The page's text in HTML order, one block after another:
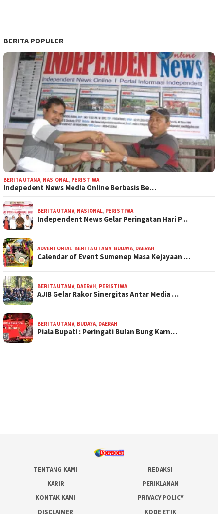
BERITA POPULER
BERITA UTAMA, NASIONAL, PERISTIWA
Indepedent News Media Online Berbasis Be…
BERITA UTAMA, NASIONAL, PERISTIWA
Independent News Gelar Peringatan Hari P…
ADVERTORIAL, BERITA UTAMA, BUDAYA, DAERAH
Calendar of Event Sumenep Masa Kejayaan …
BERITA UTAMA, DAERAH, PERISTIWA
AJIB Gelar Rakor Sinergitas Antar Media …
BERITA UTAMA, BUDAYA, DAERAH
Piala Bupati : Peringati Bulan Bung Karn…
TENTANG KAMI
REDAKSI
KARIR
PERIKLANAN
KONTAK KAMI
PRIVACY POLICY
DISCLAIMER
KODE ETIK